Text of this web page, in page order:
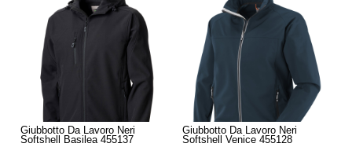
Giubbotto Da Lavoro Neri
Softshell Basilea 455137
Giubbotto Da Lavoro Neri
Softshell Venice 455128